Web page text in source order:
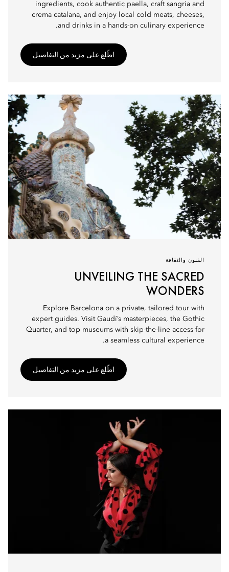
ingredients, cook authentic paella, craft sangria and
crema catalana, and enjoy local cold meats, cheeses,
and drinks in a hands-on culinary experience.
اطّلع على مزيد من التفاصيل
الفنون والثقافة
UNVEILING THE SACRED
WONDERS
Explore Barcelona on a private, tailored tour with
expert guides. Visit Gaudí’s masterpieces, the Gothic
Quarter, and top museums with skip-the-line access for
a seamless cultural experience.
اطّلع على مزيد من التفاصيل